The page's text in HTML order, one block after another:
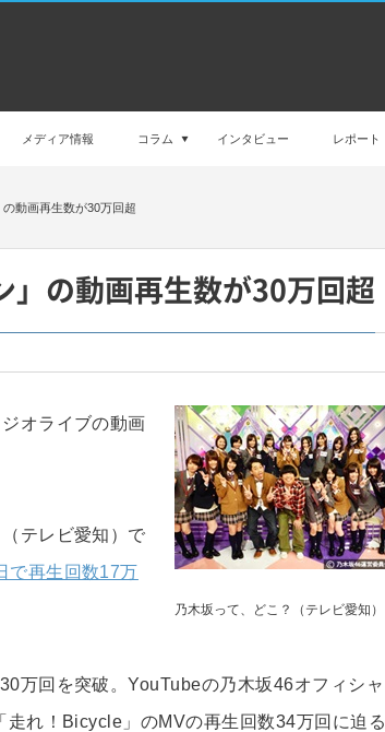
メディア情報 コラム インタビュー レポート
動画再生数が30万回超
の動画再生数が30万回超
乃木坂って、どこ？（テレビ愛知）
オライブの動画
テレビ愛知）で
で再生回数17万
万回を突破。YouTubeの乃木坂46オフィシャ
れ！Bicycle」のMVの再生回数34万回に迫る